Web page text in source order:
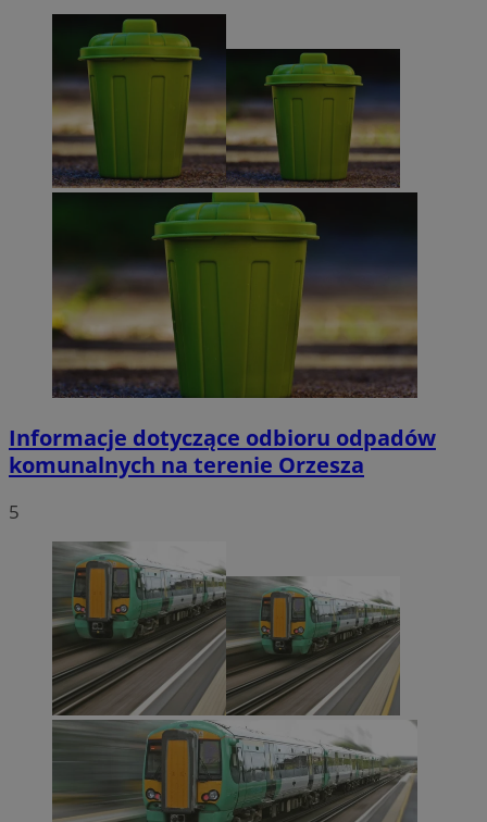
Informacje dotyczące odbioru odpadów
komunalnych na terenie Orzesza
5